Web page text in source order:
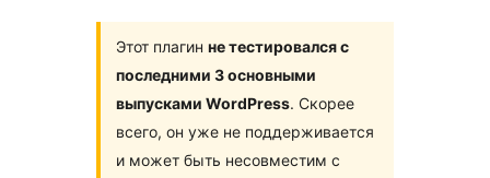
Этот плагин не тестировался с
последними 3 основными
выпусками WordPress. Скорее
всего, он уже не поддерживается
и может быть несовместим с